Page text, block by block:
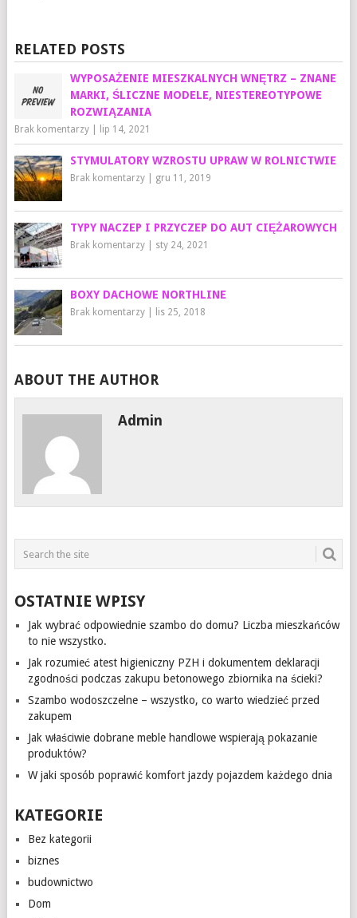
RELATED POSTS
WYPOSAŻENIE MIESZKALNYCH WNĘTRZ – ZNANE
MARKI, ŚLICZNE MODELE, NIESTEREOTYPOWE
ROZWIĄZANIA
Brak komentarzy| lip 14, 2021
STYMULATORY WZROSTU UPRAW W ROLNICTWIE
Brak komentarzy| gru 11, 2019
TYPY NACZEP I PRZYCZEP DO AUT CIĘŻAROWYCH
Brak komentarzy| sty 24, 2021
BOXY DACHOWE NORTHLINE
Brak komentarzy| lis 25, 2018
ABOUT THE AUTHOR
Admin
OSTATNIE WPISY
Jak wybrać odpowiednie szambo do domu? Liczba mieszkańców
to nie wszystko.
Jak rozumieć atest higieniczny PZH i dokumentem deklaracji
zgodności podczas zakupu betonowego zbiornika na ścieki?
Szambo wodoszczelne – wszystko, co warto wiedzieć przed
zakupem
Jak właściwie dobrane meble handlowe wspierają pokazanie
produktów?
W jaki sposób poprawić komfort jazdy pojazdem każdego dnia
KATEGORIE
Bez kategorii
biznes
budownictwo
Dom